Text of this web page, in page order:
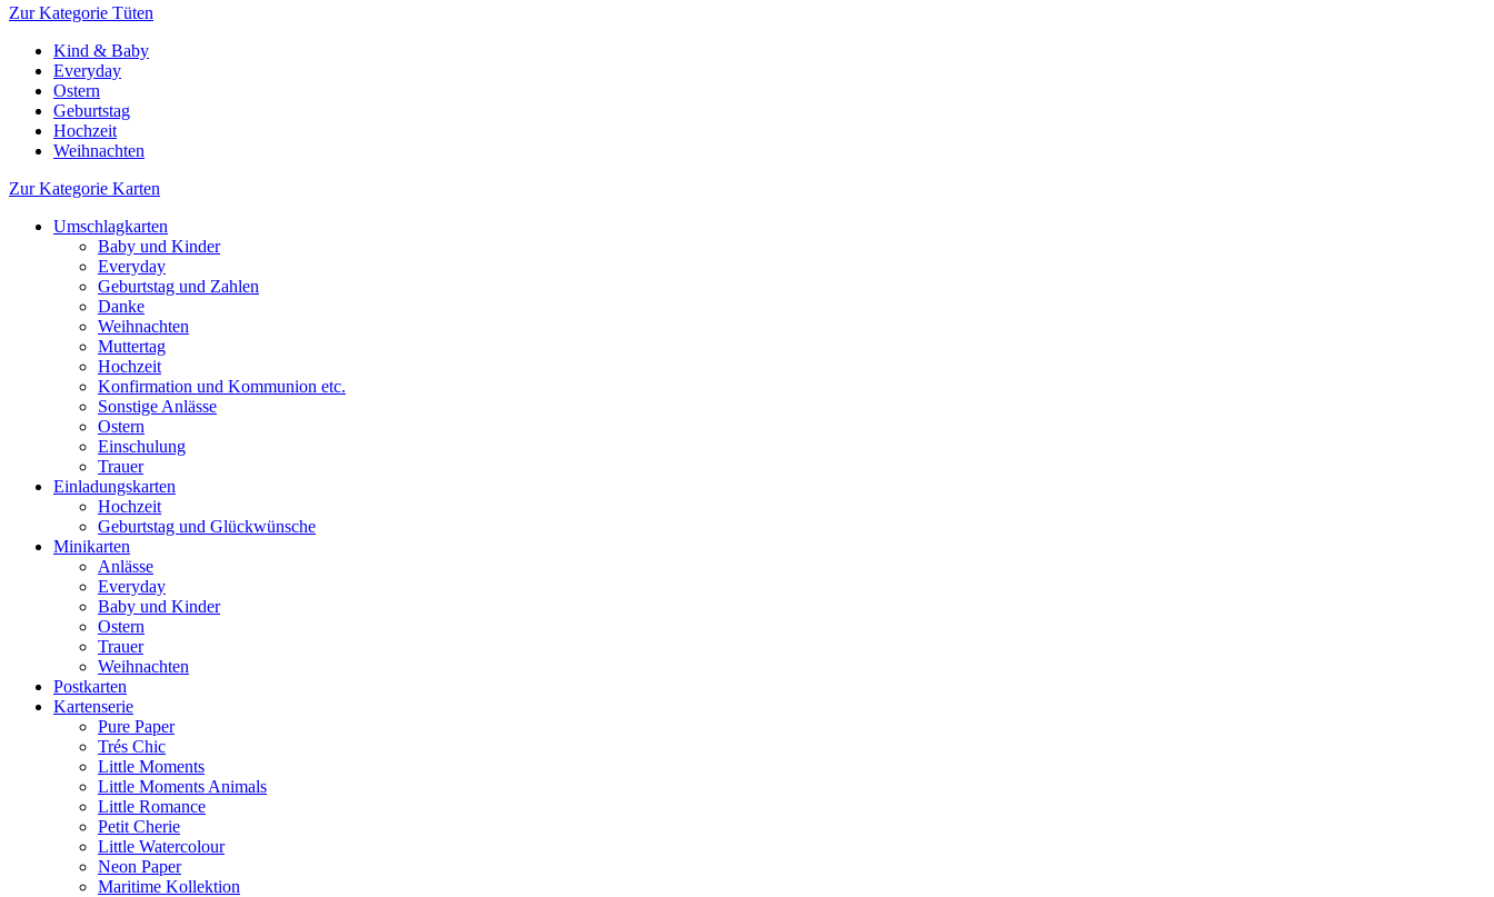
Zur Kategorie Tüten
Kind & Baby
Everyday
Ostern
Geburtstag
Hochzeit
Weihnachten
Zur Kategorie Karten
Umschlagkarten
Baby und Kinder
Everyday
Geburtstag und Zahlen
Danke
Weihnachten
Muttertag
Hochzeit
Konfirmation und Kommunion etc.
Sonstige Anlässe
Ostern
Einschulung
Trauer
Einladungskarten
Hochzeit
Geburtstag und Glückwünsche
Minikarten
Anlässe
Everyday
Baby und Kinder
Ostern
Trauer
Weihnachten
Postkarten
Kartenserie
Pure Paper
Trés Chic
Little Moments
Little Moments Animals
Little Romance
Petit Cherie
Little Watercolour
Neon Paper
Maritime Kollektion